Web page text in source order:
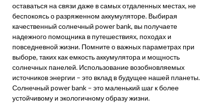
оставаться на связи даже в самых отдаленных местах, не
беспокоясь о разряженном аккумуляторе. Выбирая
качественный солнечный power bank, вы получаете
надежного помощника в путешествиях, походах и
повседневной жизни. Помните о важных параметрах при
выборе, таких как емкость аккумулятора и мощность
солнечных панелей. Использование возобновляемых
источников энергии – это вклад в будущее нашей планеты.
Солнечный power bank – это маленький шаг к более
устойчивому и экологичному образу жизни.